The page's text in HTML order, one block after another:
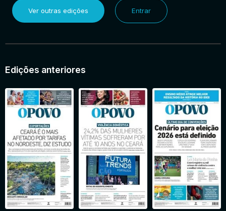
Ver outras edições Entrar
Edições anteriores